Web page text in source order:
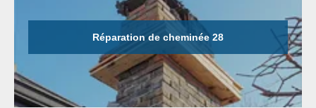
Réparation de cheminée 28